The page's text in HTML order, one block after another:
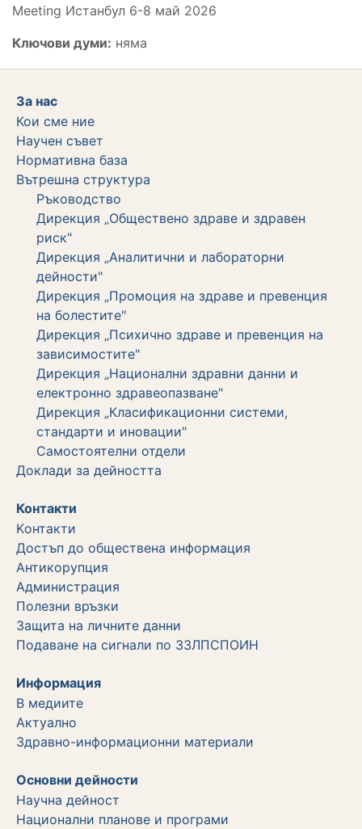
Meeting Истанбул 6-8 май 2026
Ключови думи: няма
За нас
Кои сме ние
Научен съвет
Нормативна база
Вътрешна структура
Ръководство
Дирекция „Обществено здраве и здравен
риск"
Дирекция „Аналитични и лабораторни
дейности"
Дирекция „Промоция на здраве и превенция
на болестите"
Дирекция „Психично здраве и превенция на
зависимостите"
Дирекция „Национални здравни данни и
електронно здравеопазване"
Дирекция „Класификационни системи,
стандарти и иновации"
Самостоятелни отдели
Дoклади за дейността
Контакти
Kонтакти
Достъп до обществена информация
Aнтикорупция
Администрация
Полезни връзки
Защита на личните данни
Подаване на сигнали по ЗЗЛПСПОИН
Информация
В медиите
Актуално
Здравно-информационни материали
Основни дейности
Научна дейност
Национални планове и програми